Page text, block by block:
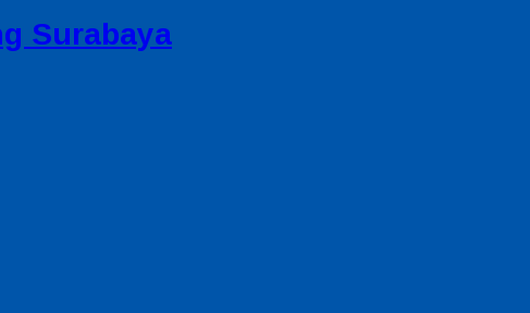
Surabaya